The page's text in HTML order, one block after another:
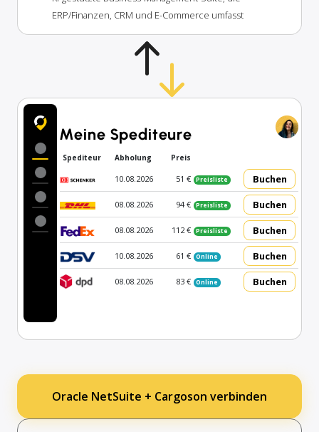
ERP/Finanzen, CRM und E-Commerce umfasst
Meine Spediteure
Spediteur Abholung Preis
10.08.2026 51 € Preisliste Buchen
08.08.2026 94 € Preisliste Buchen
08.08.2026 112 € Preisliste Buchen
10.08.2026 61 € Online Buchen
08.08.2026 83 € Online Buchen
Oracle NetSuite + Cargoson verbinden